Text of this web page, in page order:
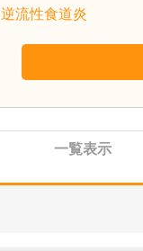
逆流性食道炎
一覧表示